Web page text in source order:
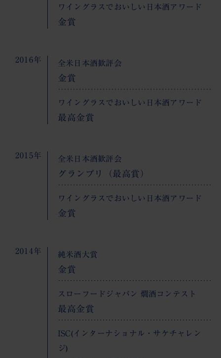
ワイングラスでおいしい日本酒アワード
金賞
2016年 全米日本酒歓評会
金賞
ワイングラスでおいしい日本酒アワード
最高金賞
2015年 全米日本酒歓評会
グランプリ（最高賞）
ワイングラスでおいしい日本酒アワード
金賞
2014年 純米酒大賞
金賞
スローフードジャパン 燗酒コンテスト
最高金賞
ISC(インターナショナル・サケチャレン
ジ)